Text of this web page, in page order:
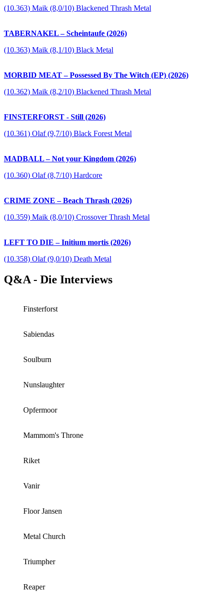
(10.363) Maik (8,0/10) Blackened Thrash Metal
TABERNAKEL – Scheintaufe (2026)
(10.363) Maik (8,1/10) Black Metal
MORBID MEAT – Possessed By The Witch (EP) (2026)
(10.362) Maik (8,2/10) Blackened Thrash Metal
FINSTERFORST - Still (2026)
(10.361) Olaf (9,7/10) Black Forest Metal
MADBALL – Not your Kingdom (2026)
(10.360) Olaf (8,7/10) Hardcore
CRIME ZONE – Beach Thrash (2026)
(10.359) Maik (8,0/10) Crossover Thrash Metal
LEFT TO DIE – Initium mortis (2026)
(10.358) Olaf (9,0/10) Death Metal
Q&A - Die Interviews
Finsterforst
Sabiendas
Soulburn
Nunslaughter
Opfermoor
Mammom's Throne
Riket
Vanir
Floor Jansen
Metal Church
Triumpher
Reaper